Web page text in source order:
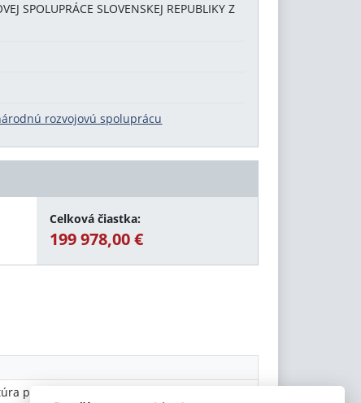
SPOLUPRÁCE SLOVENSKEJ REPUBLIKY Z
rozvojovú spoluprácu
Celková čiastka:
199 978,00 €
pre medzinárodnú rozvojovú spoluprácu